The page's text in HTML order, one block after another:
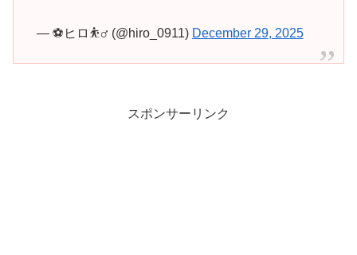
— ⚽ヒロ⛹️‍♂️ (@hiro_0911) December 29, 2025
スポンサーリンク